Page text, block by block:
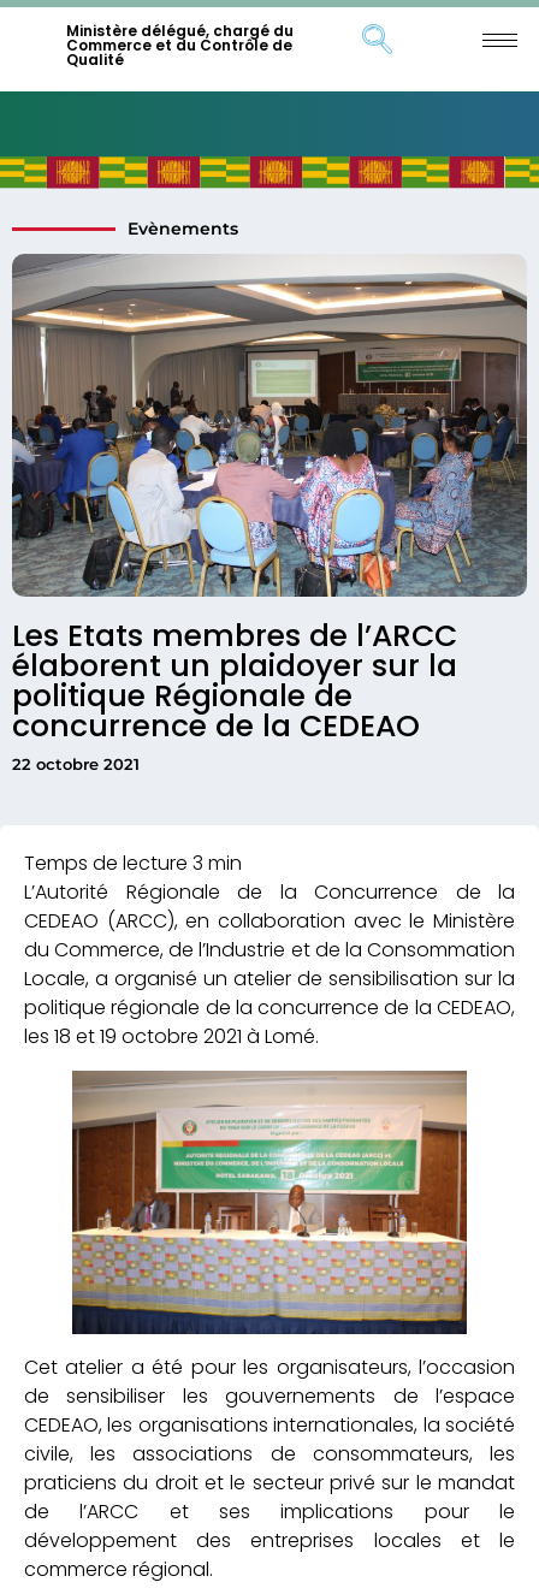
Ministère délégué, chargé du
Commerce et du Contrôle de
Qualité
Les Etats membres de l’ARCC
élaborent un plaidoyer sur la
politique Régionale de
concurrence de la CEDEAO
22 octobre 2021
Evènements
L’Autorité Régionale de la Concurrence de la
CEDEAO (ARCC), en collaboration avec le Ministère
du Commerce, de l’Industrie et de la Consommation
Locale, a organisé un atelier de sensibilisation sur la
politique régionale de la concurrence de la CEDEAO,
les 18 et 19 octobre 2021 à Lomé.
Cet atelier a été pour les organisateurs, l’occasion
de sensibiliser les gouvernements de l’espace
CEDEAO, les organisations internationales, la société
civile, les associations de consommateurs, les
praticiens du droit et le secteur privé sur le mandat
de l’ARCC et ses implications pour le
développement des entreprises locales et le
commerce régional.